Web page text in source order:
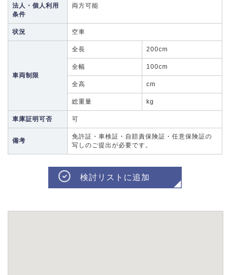
法人・個人利用
条件
両方可能
状況 空車
車両制限
全長 200cm
全幅 100cm
全高 cm
総重量 kg
車庫証明可否 可
備考
免許証・車検証・自賠責保険証・任意保険証の
写しのご提出が必要です。
検討リストに追加